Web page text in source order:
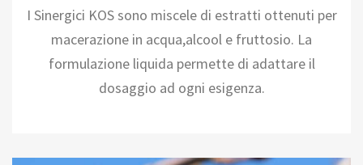
I Sinergici KOS sono miscele di estratti ottenuti per
macerazione in acqua,alcool e fruttosio. La
formulazione liquida permette di adattare il
dosaggio ad ogni esigenza.